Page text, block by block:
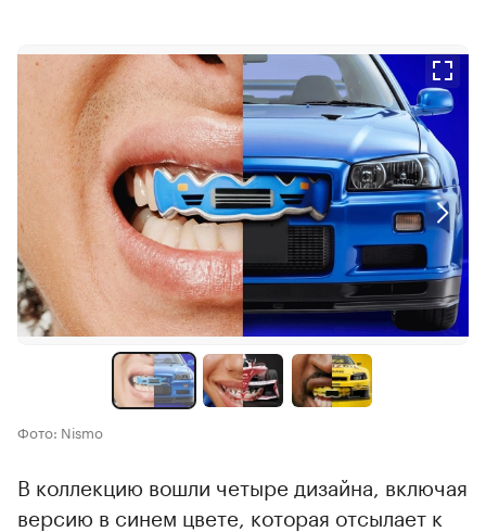
Фото: Nismo
В коллекцию вошли четыре дизайна, включая
версию в синем цвете, которая отсылает к